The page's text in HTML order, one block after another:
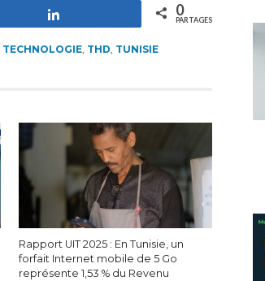
0
PARTAGES
TECHNOLOGIE, THD, TUNISIE
Rapport UIT 2025 : En Tunisie, un
forfait Internet mobile de 5 Go
représente 1,53 % du Revenu